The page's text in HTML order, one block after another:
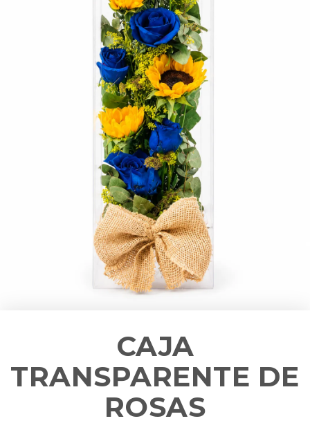
CAJA
TRANSPARENTE DE
ROSAS